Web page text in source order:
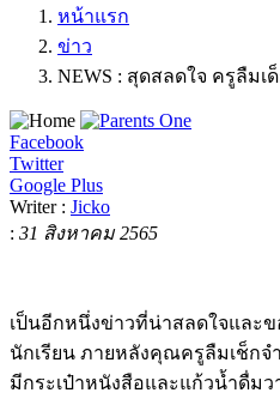
หน้าแรก
ข่าว
NEWS : สุดสลดใจ ครูลืม
Facebook
Twitter
Google Plus
Writer : Jicko
: 31 สิงหาคม 2565
เป็นอีกหนึ่งข่าวที่น่าสลดใจและ
นักเรียน ภายหลังคุณครูลืมเช็กจ
มีกระเป๋าหนังสือและแก้วน้ำดื่ม